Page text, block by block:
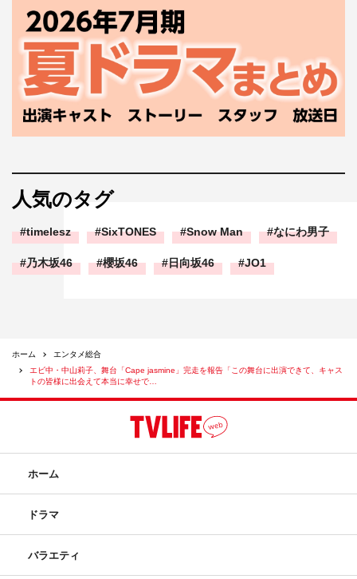
人気のタグ
timelesz SixTONES Snow Man なにわ男子
乃木坂46 櫻坂46 日向坂46 JO1
ホーム
エンタメ総合
エビ中・中山莉子、舞台「Cape jasmine」完走を報告「この舞台に出演できて、キャス
トの皆様に出会えて本当に幸せで…
ホーム
ドラマ
バラエティ